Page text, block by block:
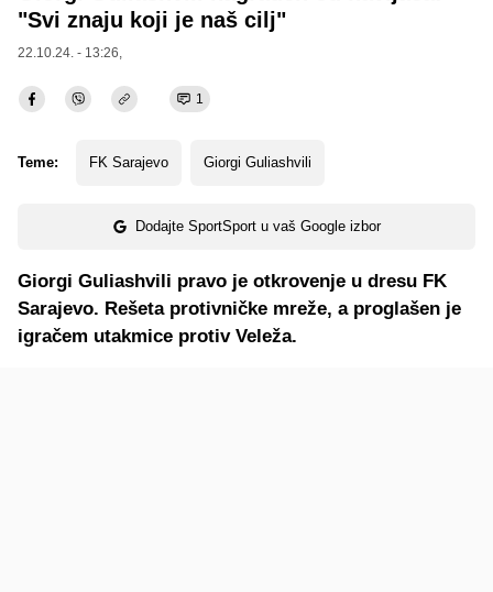
"Svi znaju koji je naš cilj"
22.10.24. - 13:26,
1
Teme: FK Sarajevo Giorgi Guliashvili
Dodajte SportSport u vaš Google izbor
Giorgi Guliashvili pravo je otkrovenje u dresu FK
Sarajevo. Rešeta protivničke mreže, a proglašen je
igračem utakmice protiv Veleža.